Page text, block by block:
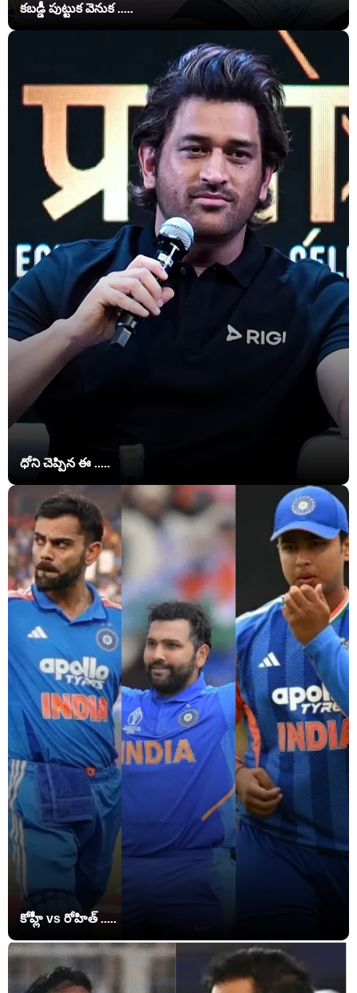
కబడ్డీ పుట్టుక వెనుక .....
ధోని చెప్పిన ఈ .....
కోహ్లీ vs రోహిత్ .....